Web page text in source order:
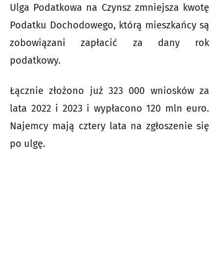
Ulga Podatkowa na Czynsz zmniejsza kwotę
Podatku Dochodowego, którą mieszkańcy są
zobowiązani zapłacić za dany rok
podatkowy.
Łącznie złożono już 323 000 wniosków za
lata 2022 i 2023 i wypłacono 120 mln euro.
Najemcy mają cztery lata na zgłoszenie się
po ulgę.